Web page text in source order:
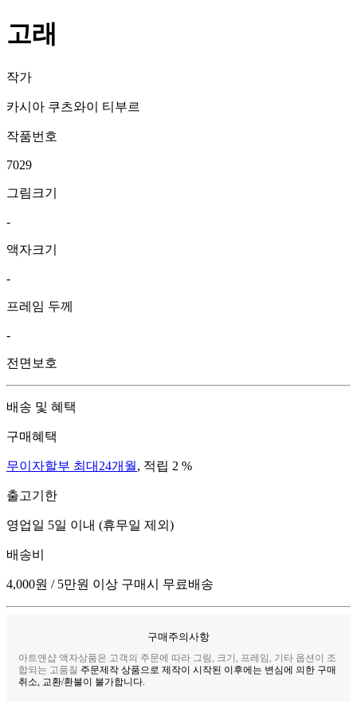
고래
작가
카시아 쿠츠와이 티부르
작품번호
7029
그림크기
-
액자크기
-
프레임 두께
-
전면보호
배송 및 혜택
구매혜택
무이자할부 최대24개월, 적립 2 %
출고기한
영업일 5일 이내 (휴무일 제외)
배송비
4,000원 / 5만원 이상 구매시 무료배송
구매주의사항
아트앤샵 액자상품은 고객의 주문에 따라 그림, 크기, 프레임, 기타 옵션이 조
합되는 고품질 주문제작 상품으로 제작이 시작된 이후에는 변심에 의한 구매
취소, 교환/환불이 불가합니다.